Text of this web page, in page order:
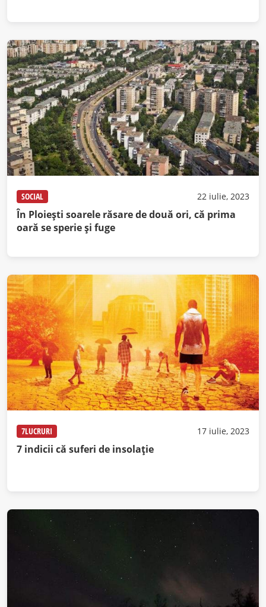
SOCIAL 22 iulie, 2023
În Ploiești soarele răsare de două ori, că prima
oară se sperie și fuge
7LUCRURI 17 iulie, 2023
7 indicii că suferi de insolație